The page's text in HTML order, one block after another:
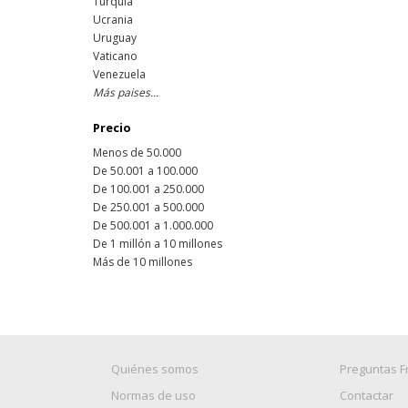
Ucrania
Uruguay
Vaticano
Venezuela
Más paises...
Precio
Menos de 50.000
De 50.001 a 100.000
De 100.001 a 250.000
De 250.001 a 500.000
De 500.001 a 1.000.000
De 1 millón a 10 millones
Más de 10 millones
Quiénes somos
Normas de uso
Preguntas
Contactar